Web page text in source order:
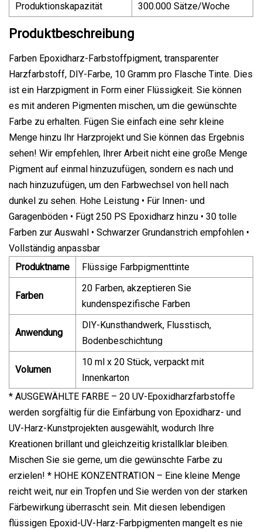
Produktionskapazität
300.000 Sätze/Woche
Produktbeschreibung
Farben Epoxidharz-Farbstoffpigment, transparenter
Harzfarbstoff, DIY-Farbe, 10 Gramm pro Flasche Tinte. Dies
ist ein Harzpigment in Form einer Flüssigkeit. Sie können
es mit anderen Pigmenten mischen, um die gewünschte
Farbe zu erhalten. Fügen Sie einfach eine sehr kleine
Menge hinzu Ihr Harzprojekt und Sie können das Ergebnis
sehen! Wir empfehlen, Ihrer Arbeit nicht eine große Menge
Pigment auf einmal hinzuzufügen, sondern es nach und
nach hinzuzufügen, um den Farbwechsel von hell nach
dunkel zu sehen. Hohe Leistung • Für Innen- und
Garagenböden • Fügt 250 PS Epoxidharz hinzu • 30 tolle
Farben zur Auswahl • Schwarzer Grundanstrich empfohlen •
Vollständig anpassbar
Produktname
Flüssige Farbpigmenttinte
Farben
20 Farben, akzeptieren Sie
kundenspezifische Farben
Anwendung
DIY-Kunsthandwerk, Flusstisch,
Bodenbeschichtung
Volumen
10 ml x 20 Stück, verpackt mit
Innenkarton
* AUSGEWÄHLTE FARBE – 20 UV-Epoxidharzfarbstoffe
werden sorgfältig für die Einfärbung von Epoxidharz- und
UV-Harz-Kunstprojekten ausgewählt, wodurch Ihre
Kreationen brillant und gleichzeitig kristallklar bleiben.
Mischen Sie sie gerne, um die gewünschte Farbe zu
erzielen! * HOHE KONZENTRATION – Eine kleine Menge
reicht weit, nur ein Tropfen und Sie werden von der starken
Färbewirkung überrascht sein. Mit diesen lebendigen
flüssigen Epoxid-UV-Harz-Farbpigmenten mangelt es nie